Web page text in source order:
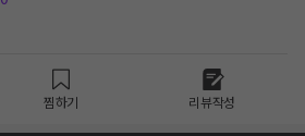
찜하기 리뷰작성